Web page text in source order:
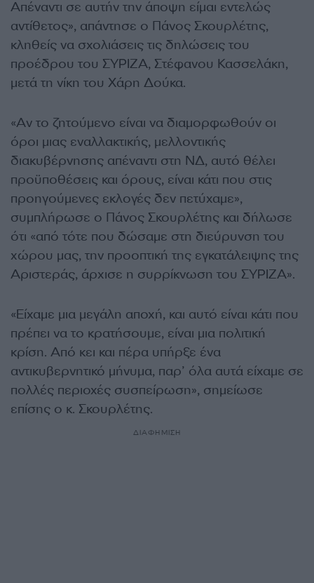
Απέναντι σε αυτήν την άποψη είμαι εντελώς
αντίθετος», απάντησε ο Πάνος Σκουρλέτης,
κληθείς να σχολιάσεις τις δηλώσεις του
προέδρου του ΣΥΡΙΖΑ, Στέφανου Κασσελάκη,
μετά τη νίκη του Χάρη Δούκα.
«Αν το ζητούμενο είναι να διαμορφωθούν οι
όροι μιας εναλλακτικής, μελλοντικής
διακυβέρνησης απέναντι στη ΝΔ, αυτό θέλει
προϋποθέσεις και όρους, είναι κάτι που στις
προηγούμενες εκλογές δεν πετύχαμε»,
συμπλήρωσε ο Πάνος Σκουρλέτης και δήλωσε
ότι «από τότε που δώσαμε στη διεύρυνση του
χώρου μας, την προοπτική της εγκατάλειψης της
Αριστεράς, άρχισε η συρρίκνωση του ΣΥΡΙΖΑ».
«Είχαμε μια μεγάλη αποχή, και αυτό είναι κάτι που
πρέπει να το κρατήσουμε, είναι μια πολιτική
κρίση. Από κει και πέρα υπήρξε ένα
αντικυβερνητικό μήνυμα, παρ’ όλα αυτά είχαμε σε
πολλές περιοχές συσπείρωση», σημείωσε
επίσης ο κ. Σκουρλέτης.
ΔΙΑΦΗΜΙΣΗ